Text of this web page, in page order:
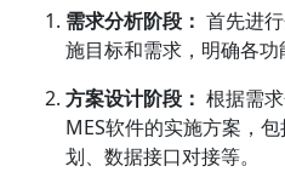
需求分析阶段： 首先进
施目标和需求，明确各功
方案设计阶段： 根据需
MES软件的实施方案，
划、数据接口对接等。